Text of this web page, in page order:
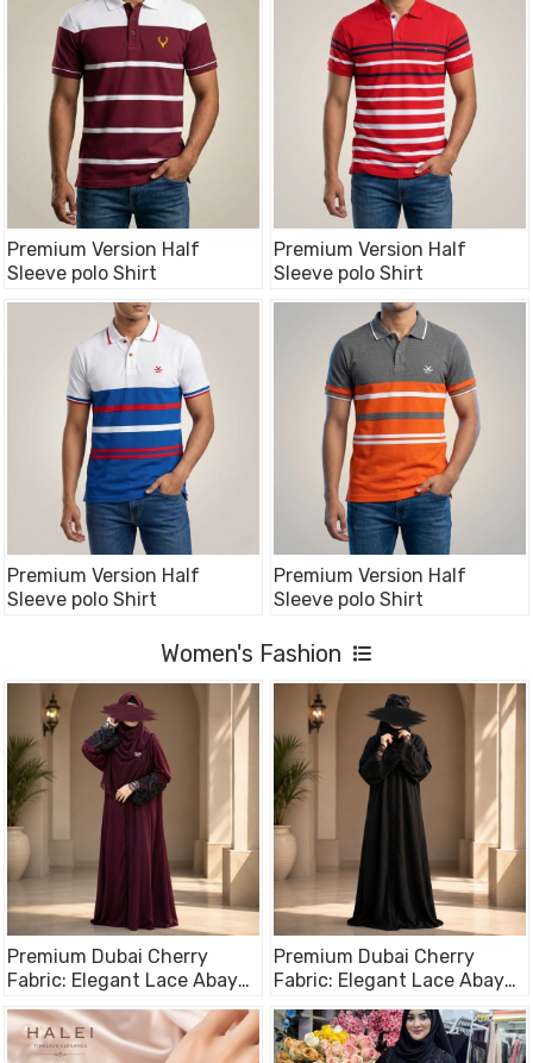
Premium Version Half
Sleeve polo Shirt
Premium Version Half
Sleeve polo Shirt
Premium Version Half
Sleeve polo Shirt
Premium Version Half
Sleeve polo Shirt
Women's Fashion
Premium Dubai Cherry
Fabric: Elegant Lace Abaya
Premium Dubai Cherry
Fabric: Elegant Lace Abaya